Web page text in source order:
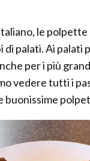
le polpette
palati. Ai palati
per i più
vedere tutti i
buonissime